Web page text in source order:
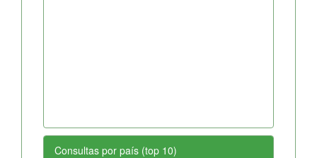
Consultas por país (top 10)